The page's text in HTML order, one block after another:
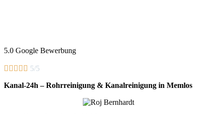
5.0 Google Bewerbung
     5/5
Kanal-24h – Rohrreinigung & Kanalreinigung in Memlos